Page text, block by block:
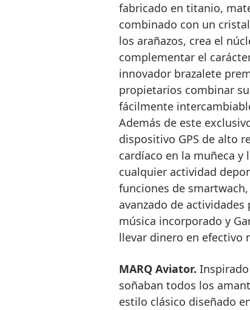
fabricado en titanio,
combinado con un
los arañazos, crea el
complementar el
innovador brazalete
propietarios combinar
fácilmente
Además de este
dispositivo GPS de alto
cardíaco en la muñeca
cualquier actividad
funciones de
avanzado de
música incorporado y
llevar dinero en efectivo
MARQ Aviator.
soñaban todos los
estilo clásico diseñado